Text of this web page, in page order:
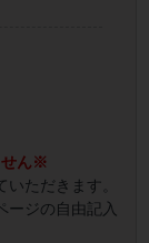
せん※
ただきます。
ージの自由記入